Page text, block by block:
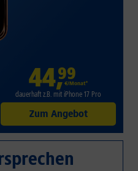
44,99
€/Monat*
dauerhaft z.B. mit iPhone 17 Pro
Zum Angebot